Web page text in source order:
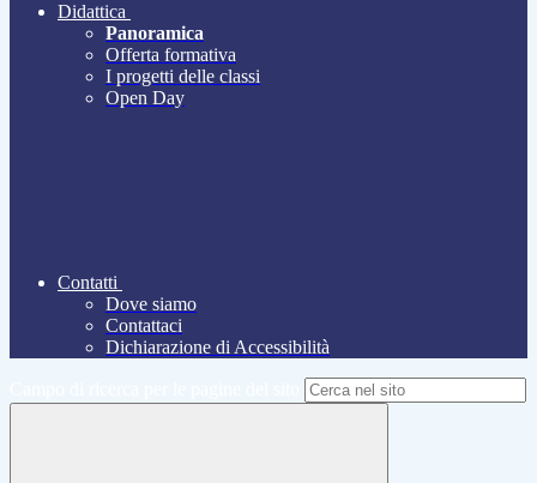
Didattica
Panoramica
Offerta formativa
I progetti delle classi
Open Day
Contatti
Dove siamo
Contattaci
Dichiarazione di Accessibilità